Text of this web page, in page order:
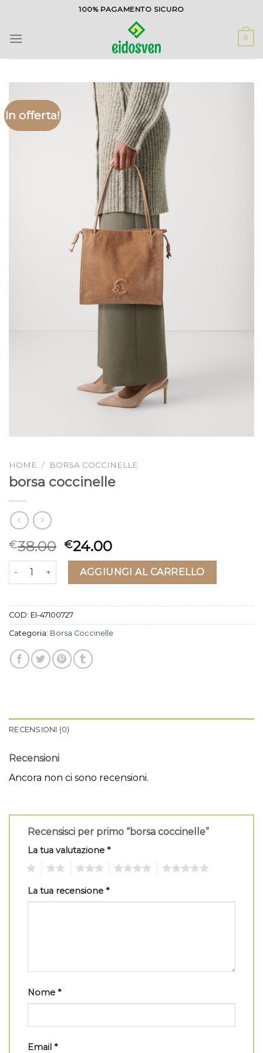
contenuti
100% PAGAMENTO SICURO
0
In offerta!
HOME / BORSA COCCINELLE
borsa coccinelle
€38.00 €24.00
borsa coccinelle quantitàAGGIUNGI AL CARRELLO
COD: EI-47100727
Categoria: Borsa Coccinelle
RECENSIONI (0)
Recensioni
Ancora non ci sono recensioni.
Recensisci per primo “borsa coccinelle”
La tua valutazione *
La tua recensione *
Nome *
Email *